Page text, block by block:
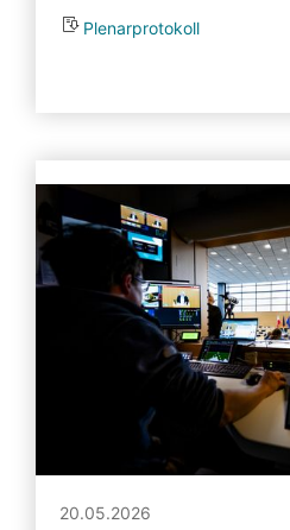
Plenarprotokoll
20.05.2026